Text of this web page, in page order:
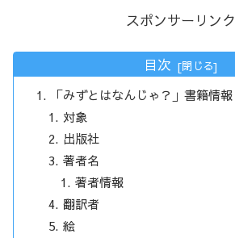
スポンサーリンク
目次
「みずとはなんじゃ？」書籍情報
対象
出版社
著者名
著者情報
翻訳者
絵